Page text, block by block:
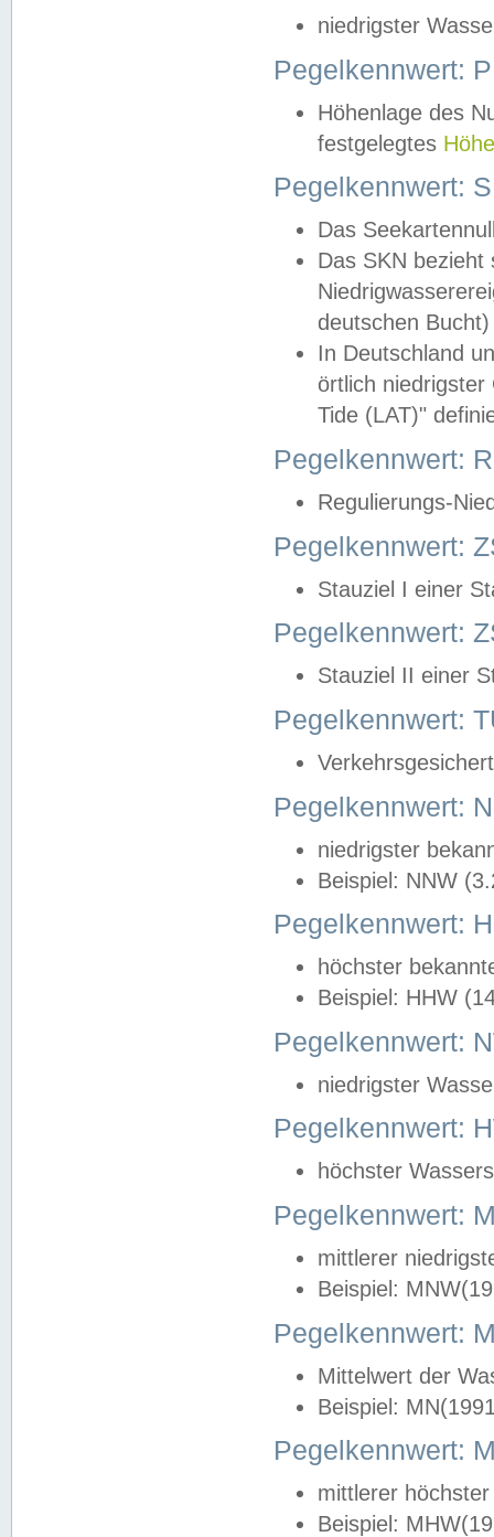
niedrigster
Pegelkennwert:
Höhenlage des
festgelegtes
Pegelkennwert:
Das
Das SKN
deutschen
In Deutschland
örtlich
Tide (LAT)"
Pegelkennwert:
Regulierungs-
Pegelkennwert:
Stauziel I einer
Pegelkennwert:
Stauziel II einer
Pegelkennwert:
Pegelkennwert:
niedrigster
Beispiel: NNW
Pegelkennwert:
höchster
Beispiel: HHW
Pegelkennwert:
niedrigster
Pegelkennwert:
höchster
Pegelkennwert:
mittlerer
Beispiel:
Pegelkennwert:
Mittelwert der
Beispiel:
Pegelkennwert:
mittlerer
Beispiel: